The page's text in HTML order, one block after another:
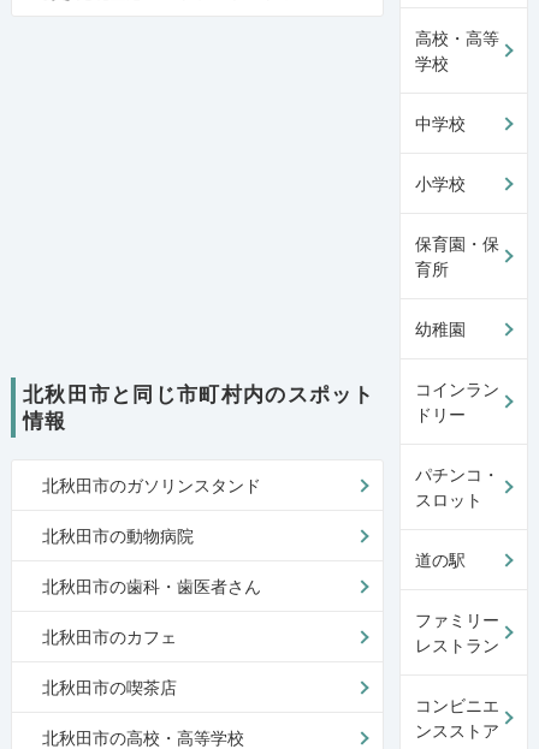
北秋田市と同じ市町村内のスポット
情報
北秋田市のガソリンスタンド
北秋田市の動物病院
北秋田市の歯科・歯医者さん
北秋田市のカフェ
北秋田市の喫茶店
北秋田市の高校・高等学校
高校・高等
学校
中学校
小学校
保育園・保
育所
幼稚園
コインラン
ドリー
パチンコ・
スロット
道の駅
ファミリー
レストラン
コンビニエ
ンスストア